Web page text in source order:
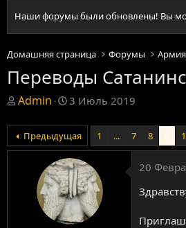
Наши форумы были обновлены! Вы
Домашняя страница Форумы
Переводы
T
r
e
a
Admin
Д
т
а
н
а
ч
а
л
а
3 Июль 2019
Предыдущая 1 ... 7 8 9
20